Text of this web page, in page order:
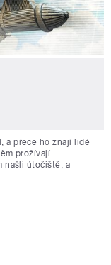
a přece ho znají lidé
prožívají
našli útočiště, a